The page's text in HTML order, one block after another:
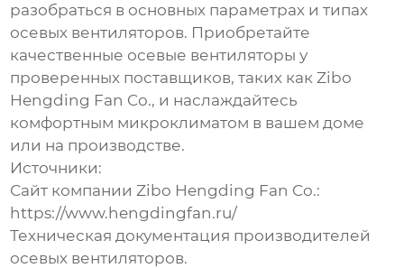
разобраться в основных параметрах и типах
осевых вентиляторов. Приобретайте
качественные осевые вентиляторы у
проверенных поставщиков, таких как Zibo
Hengding Fan Co., и наслаждайтесь
комфортным микроклиматом в вашем доме
или на производстве.
Источники:
Сайт компании Zibo Hengding Fan Co.:
https://www.hengdingfan.ru/
Техническая документация производителей
осевых вентиляторов.